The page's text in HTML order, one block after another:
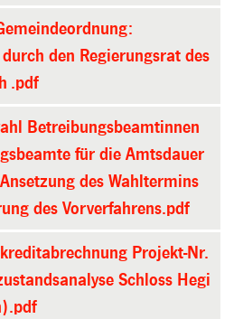
den Regierungsrat des
.pdf
Betreibungsbeamtinnen
für die Amtsdauer
des Wahltermins
des Vorverfahrens.pdf
Projekt-Nr.
Schloss Hegi